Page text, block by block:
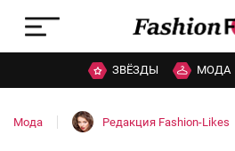
ЗВЁЗДЫ МОДА
Мода Редакция Fashion-Likes